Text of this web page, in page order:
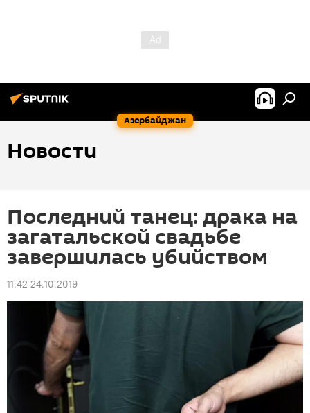
Азербайджан
Новости
Последний танец: драка на
загатальской свадьбе
завершилась убийством
11:42 24.10.2019